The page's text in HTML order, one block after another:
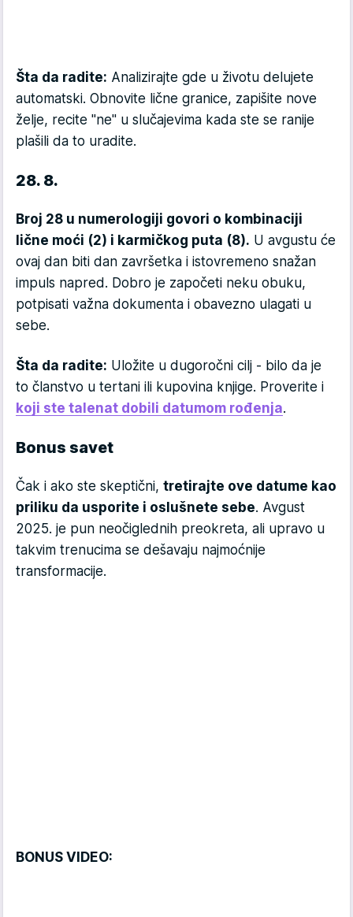
Šta da radite: Analizirajte gde u životu delujete
automatski. Obnovite lične granice, zapišite nove
želje, recite "ne" u slučajevima kada ste se ranije
plašili da to uradite.
28. 8.
Broj 28 u numerologiji govori o kombinaciji
lične moći (2) i karmičkog puta (8). U avgustu će
ovaj dan biti dan završetka i istovremeno snažan
impuls napred. Dobro je započeti neku obuku,
potpisati važna dokumenta i obavezno ulagati u
sebe.
Šta da radite: Uložite u dugoročni cilj - bilo da je
to članstvo u tertani ili kupovina knjige. Proverite i
koji ste talenat dobili datumom rođenja.
Bonus savet
Čak i ako ste skeptični, tretirajte ove datume kao
priliku da usporite i oslušnete sebe. Avgust
2025. je pun neočiglednih preokreta, ali upravo u
takvim trenucima se dešavaju najmoćnije
transformacije.
BONUS VIDEO: